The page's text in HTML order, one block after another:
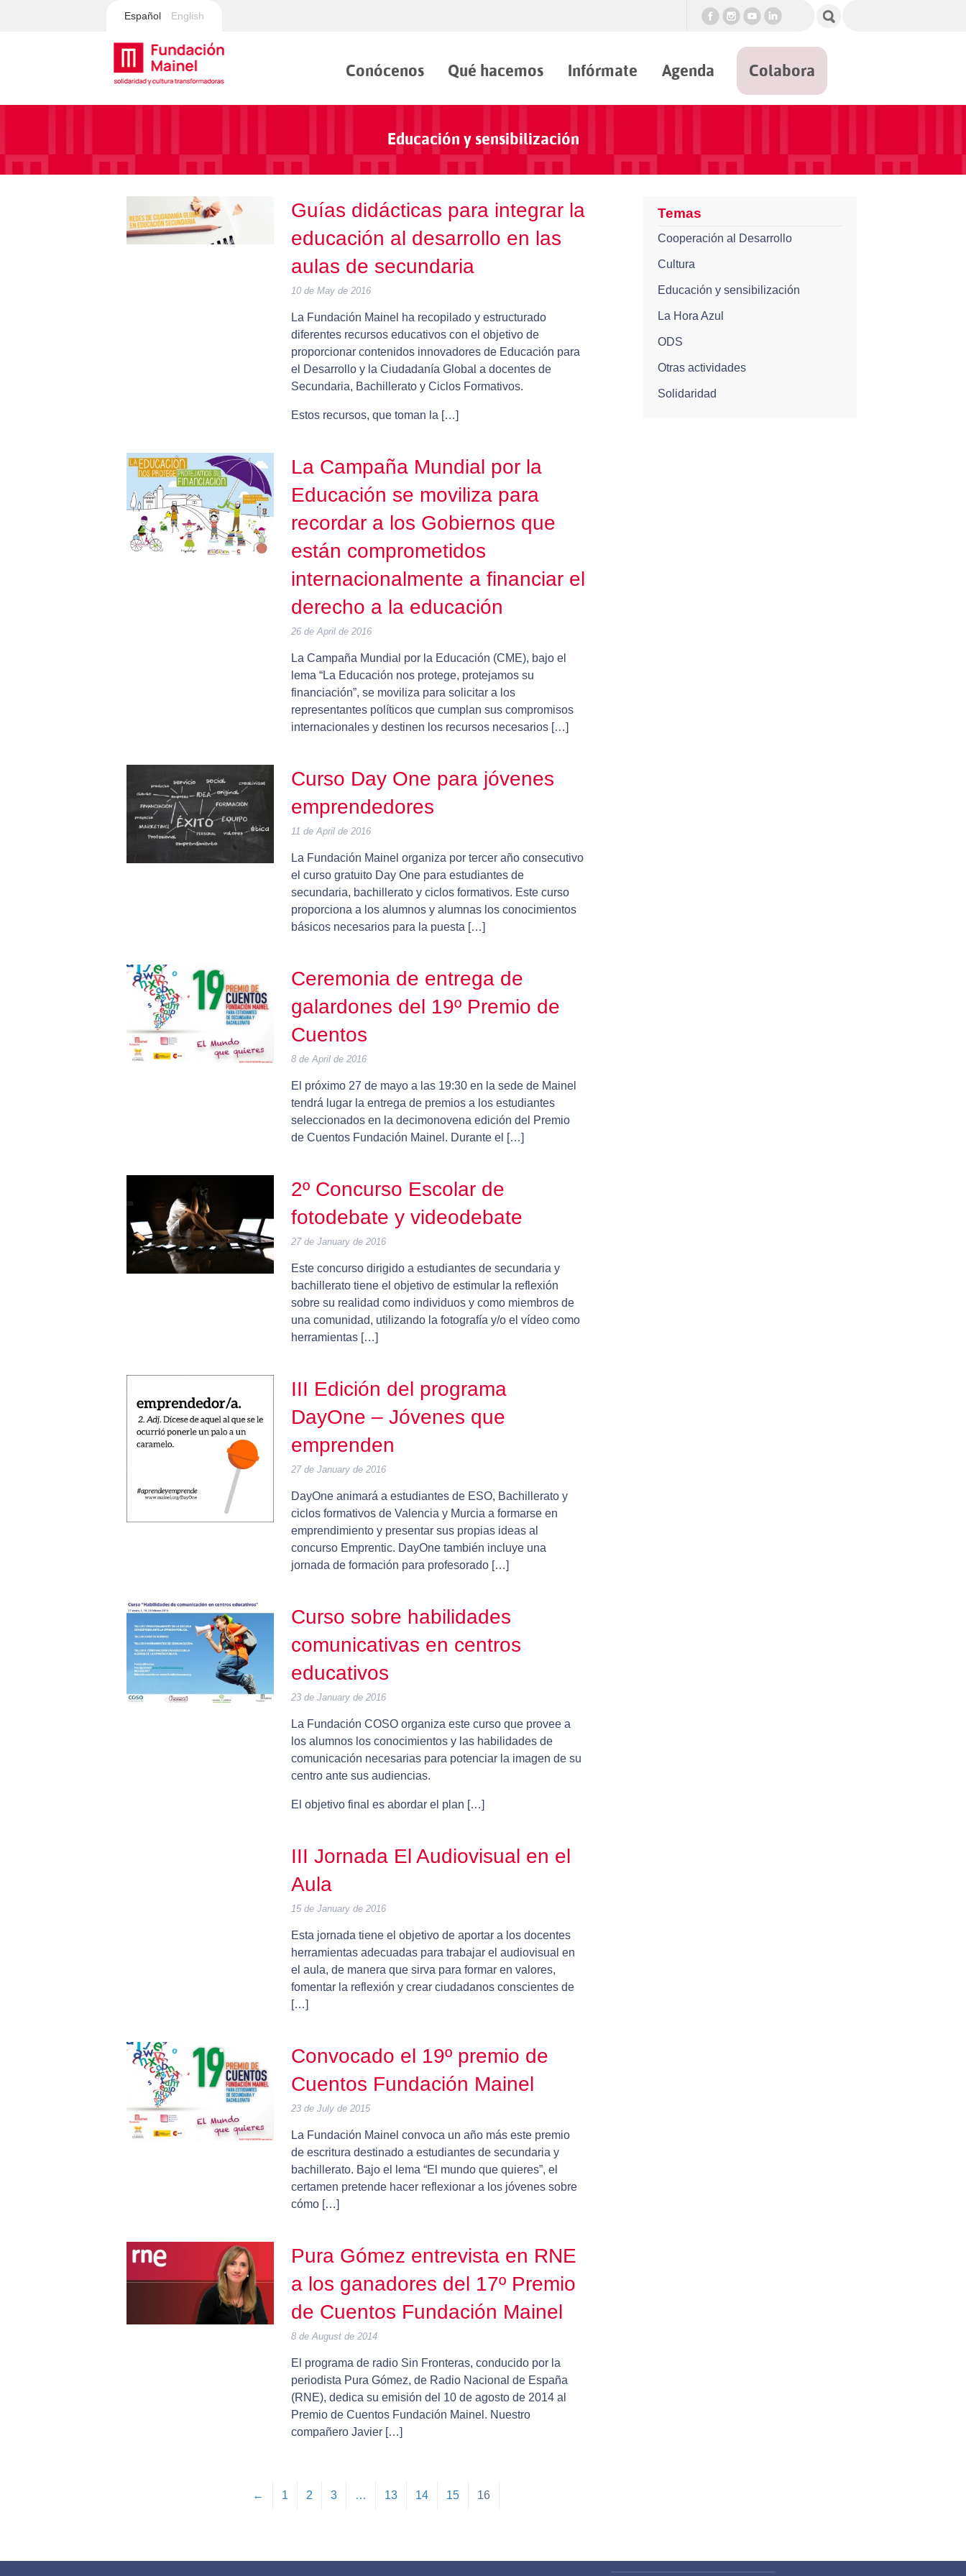
Español English
Conócenos Qué hacemos Infórmate Agenda Colabora
Educación y sensibilización
Guías didácticas para integrar la
educación al desarrollo en las
aulas de secundaria
10 de May de 2016
La Fundación Mainel ha recopilado y estructurado
diferentes recursos educativos con el objetivo de
proporcionar contenidos innovadores de Educación para
el Desarrollo y la Ciudadanía Global a docentes de
Secundaria, Bachillerato y Ciclos Formativos.
Estos recursos, que toman la […]
La Campaña Mundial por la
Educación se moviliza para
recordar a los Gobiernos que
están comprometidos
internacionalmente a financiar el
derecho a la educación
26 de April de 2016
La Campaña Mundial por la Educación (CME), bajo el
lema “La Educación nos protege, protejamos su
financiación”, se moviliza para solicitar a los
representantes políticos que cumplan sus compromisos
internacionales y destinen los recursos necesarios […]
Curso Day One para jóvenes
emprendedores
11 de April de 2016
La Fundación Mainel organiza por tercer año consecutivo
el curso gratuito Day One para estudiantes de
secundaria, bachillerato y ciclos formativos. Este curso
proporciona a los alumnos y alumnas los conocimientos
básicos necesarios para la puesta […]
Ceremonia de entrega de
galardones del 19º Premio de
Cuentos
8 de April de 2016
El próximo 27 de mayo a las 19:30 en la sede de Mainel
tendrá lugar la entrega de premios a los estudiantes
seleccionados en la decimonovena edición del Premio
de Cuentos Fundación Mainel. Durante el […]
2º Concurso Escolar de
fotodebate y videodebate
27 de January de 2016
Este concurso dirigido a estudiantes de secundaria y
bachillerato tiene el objetivo de estimular la reflexión
sobre su realidad como individuos y como miembros de
una comunidad, utilizando la fotografía y/o el vídeo como
herramientas […]
III Edición del programa
DayOne – Jóvenes que
emprenden
27 de January de 2016
DayOne animará a estudiantes de ESO, Bachillerato y
ciclos formativos de Valencia y Murcia a formarse en
emprendimiento y presentar sus propias ideas al
concurso Emprentic. DayOne también incluye una
jornada de formación para profesorado […]
Curso sobre habilidades
comunicativas en centros
educativos
23 de January de 2016
La Fundación COSO organiza este curso que provee a
los alumnos los conocimientos y las habilidades de
comunicación necesarias para potenciar la imagen de su
centro ante sus audiencias.
El objetivo final es abordar el plan […]
III Jornada El Audiovisual en el
Aula
15 de January de 2016
Esta jornada tiene el objetivo de aportar a los docentes
herramientas adecuadas para trabajar el audiovisual en
el aula, de manera que sirva para formar en valores,
fomentar la reflexión y crear ciudadanos conscientes de
[…]
Convocado el 19º premio de
Cuentos Fundación Mainel
23 de July de 2015
La Fundación Mainel convoca un año más este premio
de escritura destinado a estudiantes de secundaria y
bachillerato. Bajo el lema “El mundo que quieres”, el
certamen pretende hacer reflexionar a los jóvenes sobre
cómo […]
Pura Gómez entrevista en RNE
a los ganadores del 17º Premio
de Cuentos Fundación Mainel
8 de August de 2014
El programa de radio Sin Fronteras, conducido por la
periodista Pura Gómez, de Radio Nacional de España
(RNE), dedica su emisión del 10 de agosto de 2014 al
Premio de Cuentos Fundación Mainel. Nuestro
compañero Javier […]
← 1 2 3 … 13 14 15 16
Temas
Cooperación al Desarrollo
Cultura
Educación y sensibilización
La Hora Azul
ODS
Otras actividades
Solidaridad